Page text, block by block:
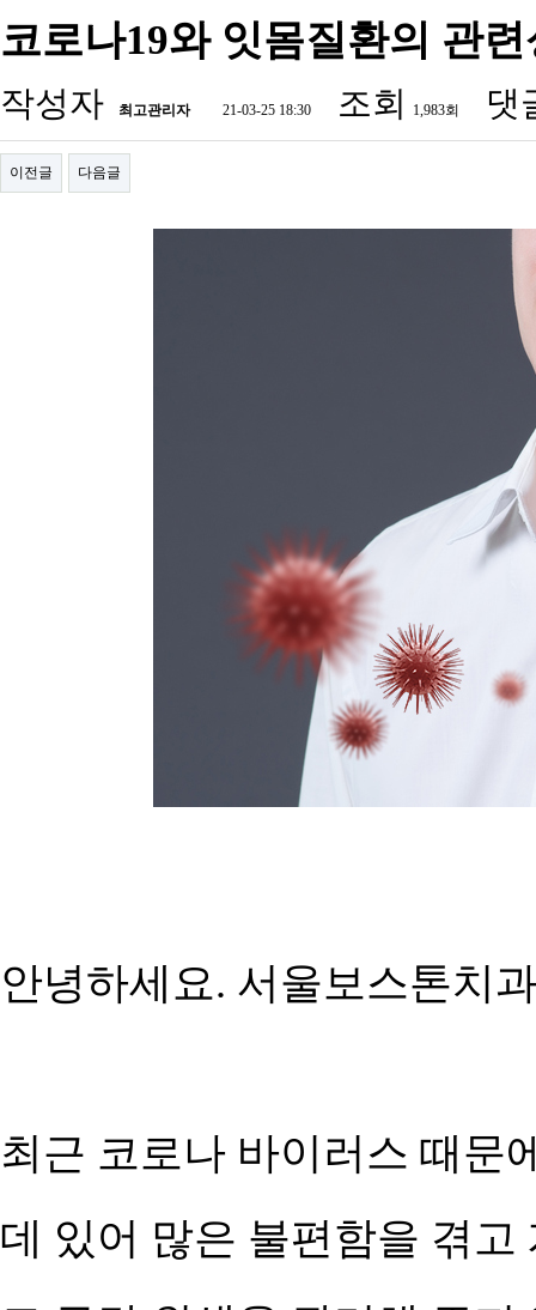
코로나19와 잇몸질환의 관련
작성자 최고관리자 21-03-25 18:30 조회 1,983회 댓
이전글 다음글
안녕하세요. 서울보스톤치
최근 코로나 바이러스 때문
데 있어 많은 불편함을 겪